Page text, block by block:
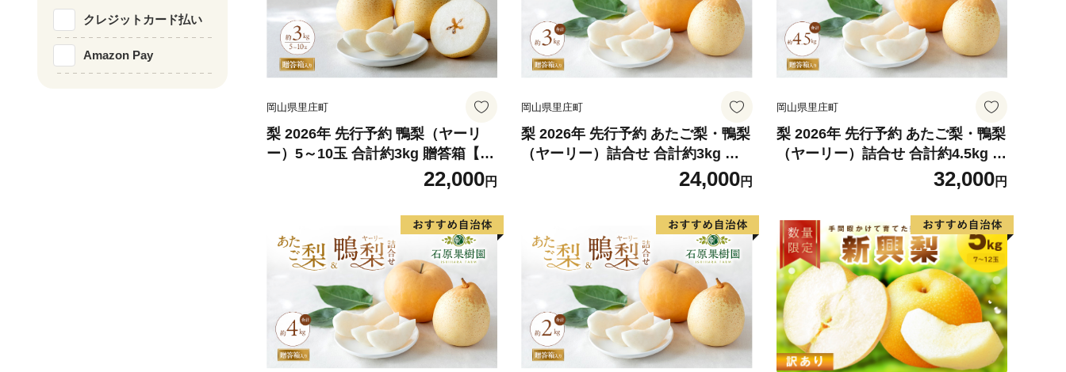
岡山県里庄町
梨 2026年 先行予約 鴨梨（ヤーリ
ー）5～10玉 合計約3kg 贈答箱【11
月下旬～12月中旬頃発送】 ナシ な
し 岡山県産 国産 フルーツ 果物 ギ
22,000円
岡山県里庄町
梨 2026年 先行予約 あたご梨・鴨梨
（ヤーリー）詰合せ 合計約3kg あ
たご1～3玉 鴨梨3～5玉 贈答箱【11
月下旬～12月中旬頃発送】 ナシ な
し 岡山県産 国産 フルーツ 果物 ギ
フト 石原果樹園
24,000円
岡山県里庄町
梨 2026年 先行予約 あたご梨・鴨梨
（ヤーリー）詰合せ 合計約4.5kg あ
たご2～3玉 鴨梨3～7玉 贈答箱【11
月下旬～12月中旬頃発送】 ナシ な
し 岡山県産 国産 フルーツ 果物 ギ
フト 石原果樹園
32,000円
クレジットカード払い
Amazon Pay